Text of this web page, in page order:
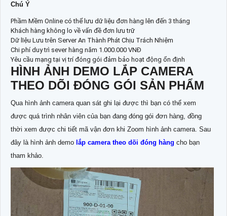
Chú Ý
Phầm Mềm Online có thể lưu dữ liệu đơn hàng lên đến 3 tháng
Khách hàng không lo về vấn đề đơn lưu trữ
Dữ lIệu Lưu trên Server An Thành Phát Chịu Trách Nhiệm
Chi phí duy trì sever hàng năm 1.000.000 VNĐ
Yêu cầu mạng tại vị trí đóng gói đảm bảo hoạt động ổn định
HÌNH ẢNH DEMO LẮP CAMERA
THEO DÕI ĐÓNG GÓI SẢN PHẨM
Qua hình ảnh camera quan sát ghi lại được thì bạn có thể xem
được quá trình nhân viên của bạn đang đóng gói đơn hàng, đồng
thời xem được chi tiết mã vận đơn khi Zoom hình ảnh camera. Sau
đây là hình ảnh demo lắp camera theo dõi đóng hàng cho bạn
tham khảo.